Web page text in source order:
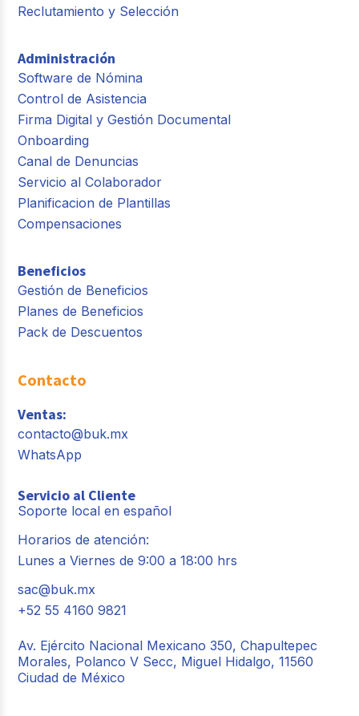
Reclutamiento y Selección
Administración
Software de Nómina
Control de Asistencia
Firma Digital y Gestión Documental
Onboarding
Canal de Denuncias
Servicio al Colaborador
Planificacion de Plantillas
Compensaciones
Beneficios
Gestión de Beneficios
Planes de Beneficios
Pack de Descuentos
Contacto
Ventas:
contacto@buk.mx
WhatsApp
Servicio al Cliente
Soporte local en español
Horarios de atención:
Lunes a Viernes de 9:00 a 18:00 hrs
sac@buk.mx
+52 55 4160 9821
Av. Ejército Nacional Mexicano 350, Chapultepec
Morales, Polanco V Secc, Miguel Hidalgo, 11560
Ciudad de México